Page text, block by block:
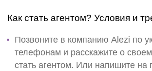
Как стать агентом? Условия и
Позвоните в компанию Alezi по
телефонам и расскажите о
стать агентом. Или напишите на